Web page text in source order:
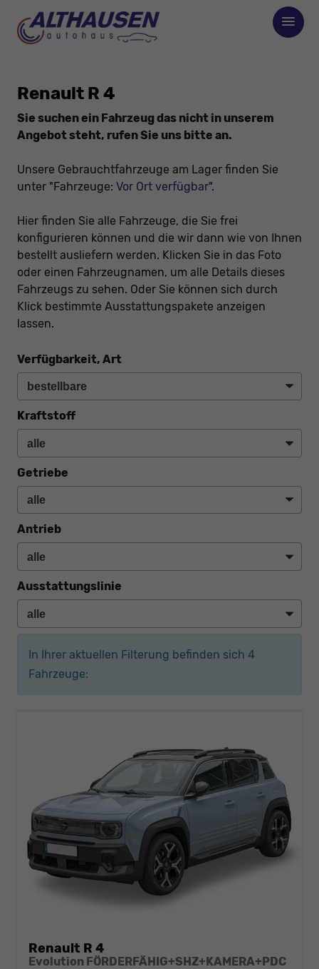
Renault R 4
Sie suchen ein Fahrzeug das nicht in unserem
Angebot steht, rufen Sie uns bitte an.
Unsere Gebrauchtfahrzeuge am Lager finden Sie
unter "Fahrzeuge: Vor Ort verfügbar".
Hier finden Sie alle Fahrzeuge, die Sie frei
konfigurieren können und die wir dann wie von Ihnen
bestellt ausliefern werden. Klicken Sie in das Foto
oder einen Fahrzeugnamen, um alle Details dieses
Fahrzeugs zu sehen. Oder Sie können sich durch
Klick bestimmte Ausstattungspakete anzeigen
lassen.
Verfügbarkeit, Art
Kraftstoff
Getriebe
Antrieb
Ausstattungslinie
In Ihrer aktuellen Filterung befinden sich 4
Fahrzeuge:
Renault R 4
Evolution FÖRDERFÄHIG+SHZ+KAMERA+PDC